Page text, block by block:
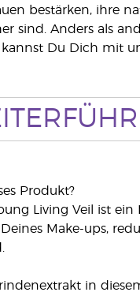
bestärken, ihre
sind. Anders als
Du Dich mit
Produkt?
Living Veil ist
Make-ups,
in